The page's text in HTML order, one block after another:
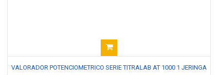
VALORADOR POTENCIOMETRICO SERIE TITRALAB AT 1000 1 JERINGA